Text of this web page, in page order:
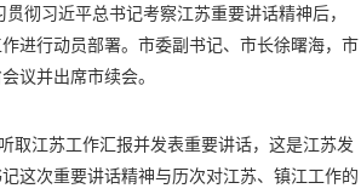
彻习近平总书记考察江苏重要讲话精神后，
进行动员部署。市委副书记、市长徐曙海，市
议并出席市续会。
取江苏工作汇报并发表重要讲话，这是江苏发
这次重要讲话精神与历次对江苏、镇江工作的